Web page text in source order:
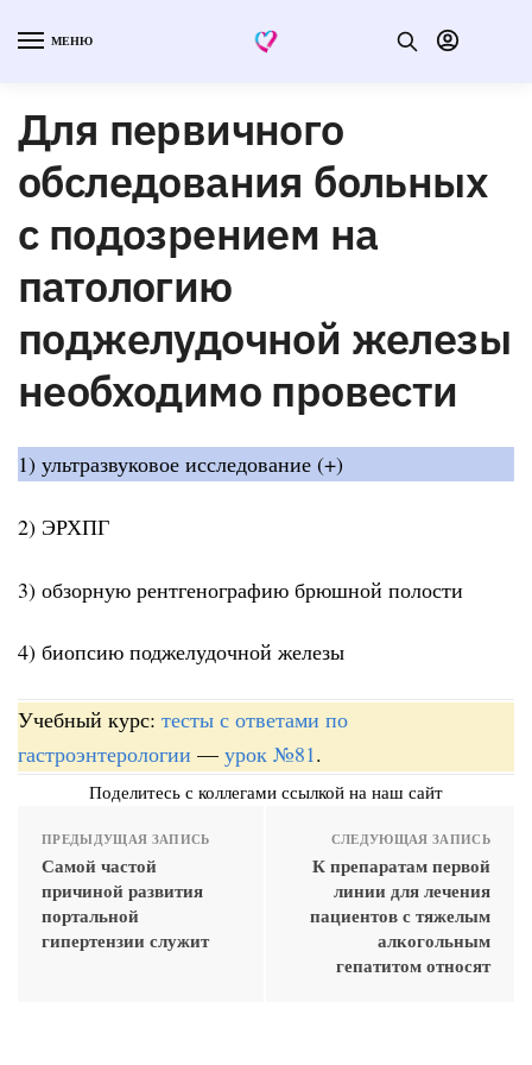
МЕНЮ
Для первичного
обследования больных
с подозрением на
патологию
поджелудочной железы
необходимо провести
1) ультразвуковое исследование (+)
2) ЭРХПГ
3) обзорную рентгенографию брюшной полости
4) биопсию поджелудочной железы
Учебный курс: тесты с ответами по
гастроэнтерологии — урок №81.
Поделитесь с коллегами ссылкой на наш сайт
ПРЕДЫДУЩАЯ ЗАПИСЬ
Самой частой
причиной развития
портальной
гипертензии служит
СЛЕДУЮЩАЯ ЗАПИСЬ
К препаратам первой
линии для лечения
пациентов с тяжелым
алкогольным
гепатитом относят